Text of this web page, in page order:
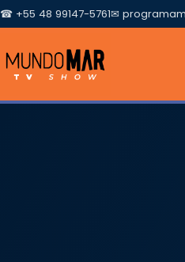
☎ +55 48 99147-5761✉